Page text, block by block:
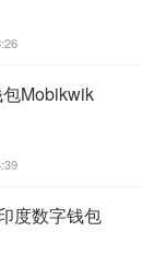
Mobikwik
度数字钱包